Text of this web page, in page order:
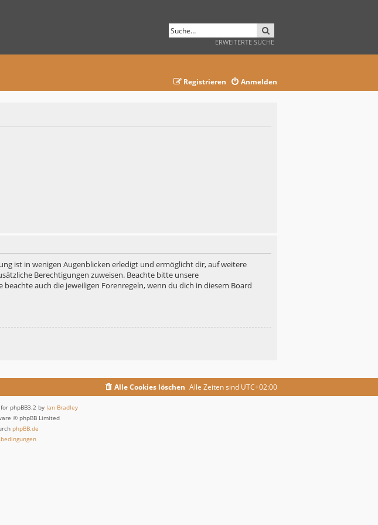
ERWEITERTE SUCHE
Anmelden
Registrieren
ist in wenigen Augenblicken erledigt und ermöglicht dir, auf weitere
Berechtigungen zuweisen. Beachte bitte unsere
auch die jeweiligen Forenregeln, wenn du dich in diesem Board
Alle Zeiten sind UTC+02:00
Alle Cookies löschen
phpBB3.2 by Ian Bradley
© phpBB Limited
phpBB.de